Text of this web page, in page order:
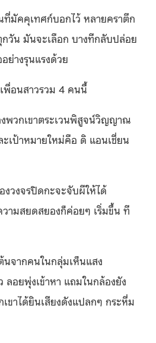
ที่มัคคุเทศก์บอกไว้ หลายคราตึก
วัน มันจะเลือก บางทีกลับปล่อย
ย่างรุนแรงด้วย
พื่อนสาวรวม 4 คนนี้
พวกเขาตระเวนพิสูจน์วิญญาณ
เป้าหมายใหม่คือ ดิ แอนเชี่ยน
วงจรปิดกะจะจับผีให้ได้
วามสยดสยองก็ค่อยๆ เริ่มขึ้น ที
นจากคนในกลุ่มเห็นแสง
อยพุ่งเข้าหา แถมในกล้องยัง
ขาได้ยินเสียงดังแปลกๆ กระหึ่ม